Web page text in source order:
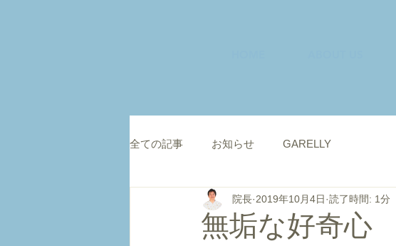
全ての記事 お知らせ GARELLY
無垢な好奇心
院長 2019年10月4日 読了時間: 1分